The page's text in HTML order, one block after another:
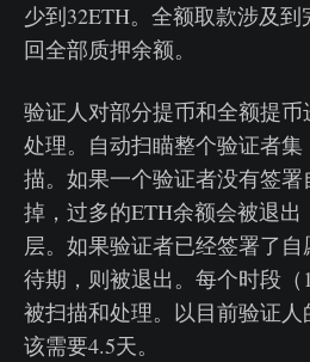
少到32ETH。全额取款涉及
回全部质押余额。
验证人对部分提币和全额提
处理。自动扫瞄整个验证者
描。如果一个验证者没有签
掉，过多的ETH余额会被退
层。如果验证者已经签署了
待期，则被退出。每个时段（
被扫描和处理。以目前验证
该需要4.5天。